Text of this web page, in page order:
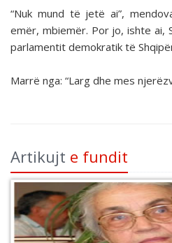
“Nuk mund të jetë ai”,
emër, mbiemër. Por jo, ishte ai,
parlamentit demokratik të
Marrë nga: “Larg dhe mes
Artikujt e fundit